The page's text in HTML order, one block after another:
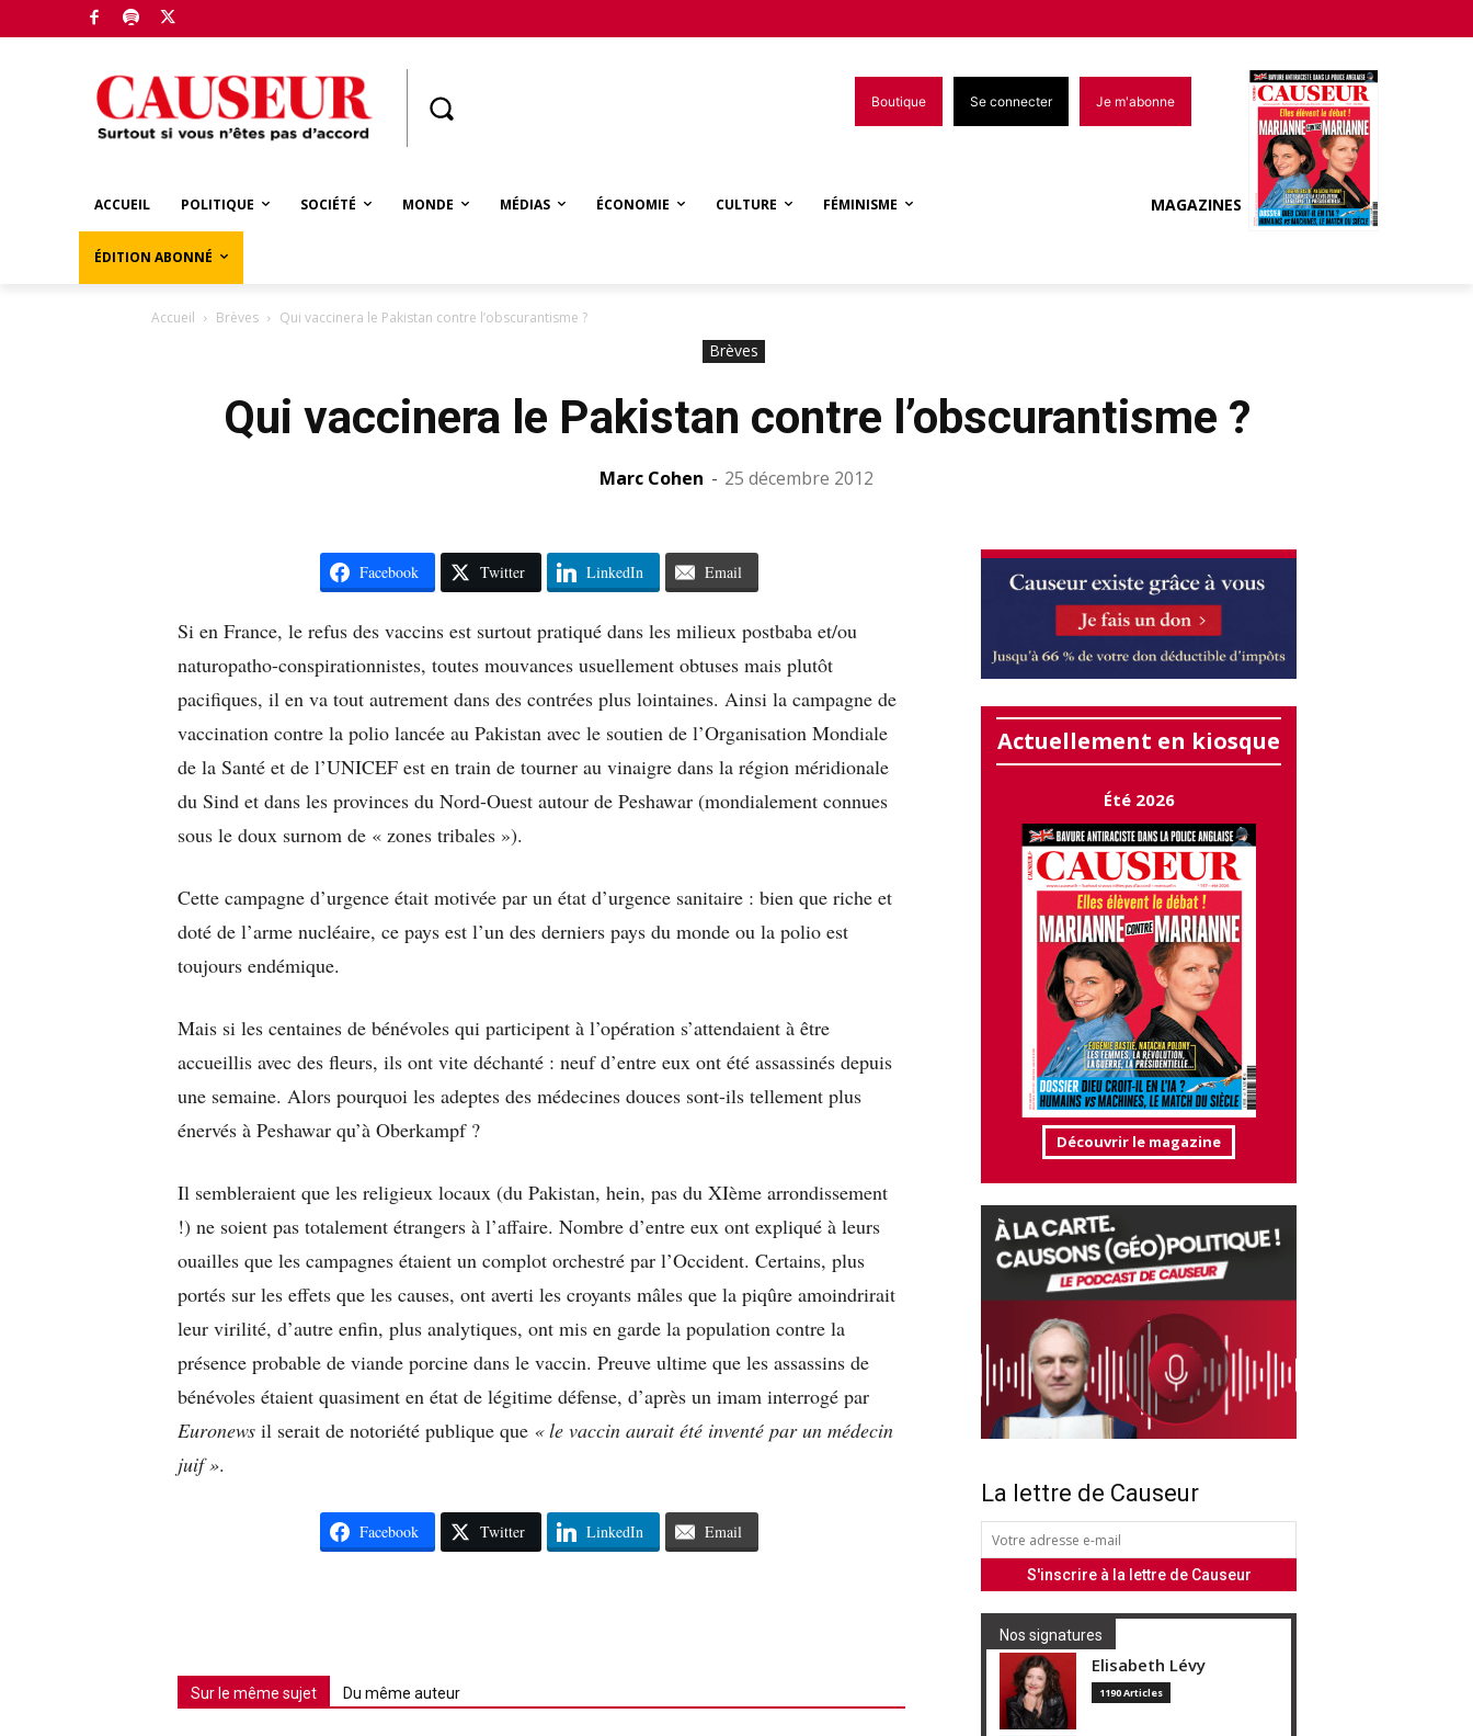
Boutique Se connecter Je m'abonne
ACCUEIL POLITIQUE SOCIÉTÉ MONDE MÉDIAS ÉCONOMIE CULTURE FÉMINISME
ÉDITION ABONNÉ
MAGAZINES
Accueil Brèves Qui vaccinera le Pakistan contre l’obscurantisme ?
Brèves
Qui vaccinera le Pakistan contre l’obscurantisme ?
Marc Cohen - 25 décembre 2012
Facebook Twitter LinkedIn Email
Si en France, le refus des vaccins est surtout pratiqué dans les milieux postbaba et/ou
naturopatho-conspirationnistes, toutes mouvances usuellement obtuses mais plutôt
pacifiques, il en va tout autrement dans des contrées plus lointaines. Ainsi la campagne de
vaccination contre la polio lancée au Pakistan avec le soutien de l’Organisation Mondiale
de la Santé et de l’UNICEF est en train de tourner au vinaigre dans la région méridionale
du Sind et dans les provinces du Nord-Ouest autour de Peshawar (mondialement connues
sous le doux surnom de « zones tribales »).
Cette campagne d’urgence était motivée par un état d’urgence sanitaire : bien que riche et
doté de l’arme nucléaire, ce pays est l’un des derniers pays du monde ou la polio est
toujours endémique.
Mais si les centaines de bénévoles qui participent à l’opération s’attendaient à être
accueillis avec des fleurs, ils ont vite déchanté : neuf d’entre eux ont été assassinés depuis
une semaine. Alors pourquoi les adeptes des médecines douces sont-ils tellement plus
énervés à Peshawar qu’à Oberkampf ?
Il sembleraient que les religieux locaux (du Pakistan, hein, pas du XIème arrondissement
!) ne soient pas totalement étrangers à l’affaire. Nombre d’entre eux ont expliqué à leurs
ouailles que les campagnes étaient un complot orchestré par l’Occident. Certains, plus
portés sur les effets que les causes, ont averti les croyants mâles que la piqûre amoindrirait
leur virilité, d’autre enfin, plus analytiques, ont mis en garde la population contre la
présence probable de viande porcine dans le vaccin. Preuve ultime que les assassins de
bénévoles étaient quasiment en état de légitime défense, d’après un imam interrogé par
Euronews il serait de notoriété publique que « le vaccin aurait été inventé par un médecin
juif ».
Facebook Twitter LinkedIn Email
Sur le même sujet Du même auteur
Actuellement en kiosque
Été 2026
Découvrir le magazine
La lettre de Causeur
Nos signatures
Elisabeth Lévy
1190 Articles